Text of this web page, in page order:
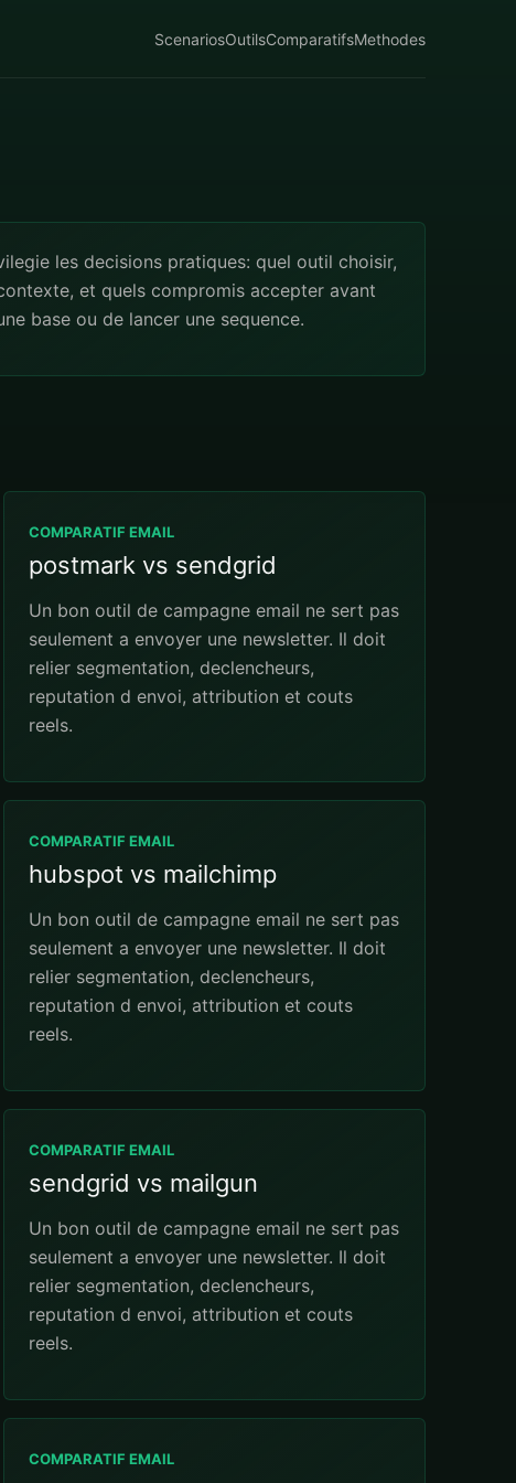
ScenariosOutilsComparatifsMethodes
les decisions pratiques: quel outil choisir,
et quels compromis accepter avant
base ou de lancer une sequence.
COMPARATIF EMAIL
postmark vs sendgrid
Un bon outil de campagne email ne sert pas
seulement a envoyer une newsletter. Il doit
relier segmentation, declencheurs,
reputation d envoi, attribution et couts
reels.
COMPARATIF EMAIL
hubspot vs mailchimp
Un bon outil de campagne email ne sert pas
seulement a envoyer une newsletter. Il doit
relier segmentation, declencheurs,
reputation d envoi, attribution et couts
reels.
COMPARATIF EMAIL
sendgrid vs mailgun
Un bon outil de campagne email ne sert pas
seulement a envoyer une newsletter. Il doit
relier segmentation, declencheurs,
reputation d envoi, attribution et couts
reels.
COMPARATIF EMAIL